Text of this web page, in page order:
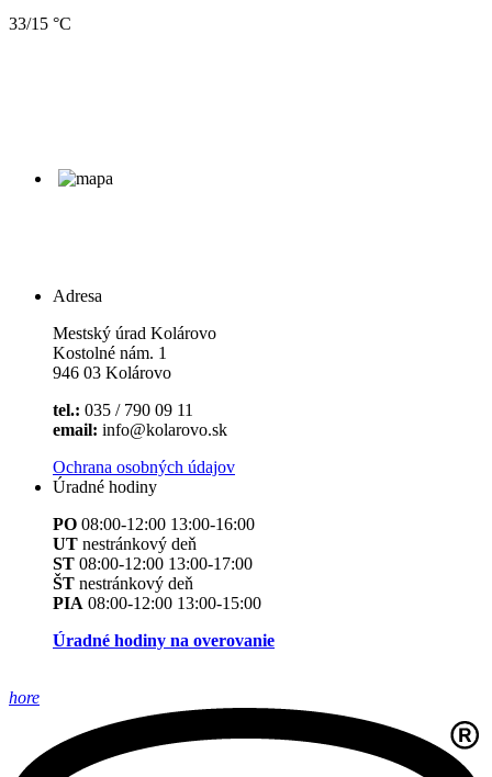
33/15 °C
Adresa
Mestský úrad Kolárovo
Kostolné nám. 1
946 03 Kolárovo
tel.: 035 / 790 09 11
email: info@kolarovo.sk
Ochrana osobných údajov
Úradné hodiny
PO 08:00-12:00 13:00-16:00
UT nestránkový deň
ST 08:00-12:00 13:00-17:00
ŠT nestránkový deň
PIA 08:00-12:00 13:00-15:00
Úradné hodiny na overovanie
hore